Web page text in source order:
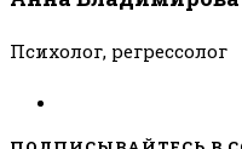
Психолог, регрессолог